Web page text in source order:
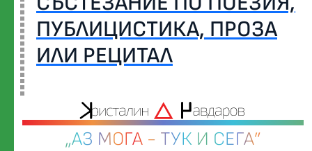
ПУБЛИЦИСТИКА, ПРОЗА
ИЛИ РЕЦИТАЛ
„АЗ МОГА - ТУК И СЕГА”